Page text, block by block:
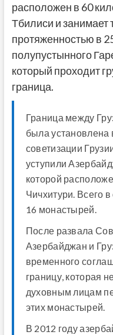
расположен в 60
Тбилиси и занимает
протяженностью в
полупустынного
который проходит
граница.
Граница между
была установлена
советизации
уступили
которой
Чичхитури. Всего
16 монастырей.
После развала
Азербайджан и
временного
границу, которая
духовным лицам
этих монастырей.
В 2012 году